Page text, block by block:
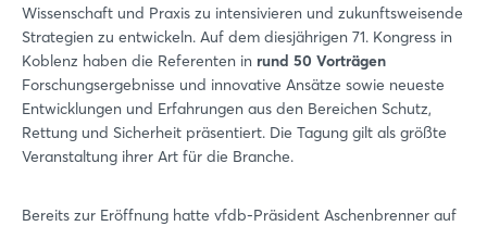
Wissenschaft und Praxis zu intensivieren und zukunftsweisende
Strategien zu entwickeln. Auf dem diesjährigen 71. Kongress in
Koblenz haben die Referenten in rund 50 Vorträgen
Forschungsergebnisse und innovative Ansätze sowie neueste
Entwicklungen und Erfahrungen aus den Bereichen Schutz,
Rettung und Sicherheit präsentiert. Die Tagung gilt als größte
Veranstaltung ihrer Art für die Branche.
Bereits zur Eröffnung hatte vfdb-Präsident Aschenbrenner auf